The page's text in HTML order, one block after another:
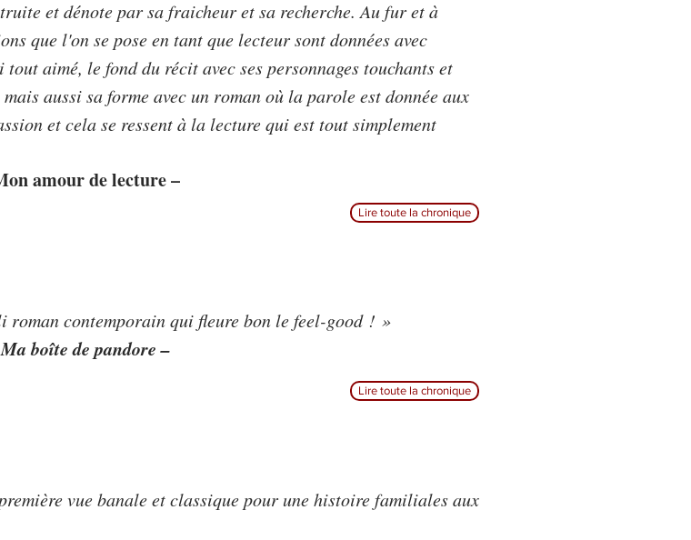
et dénote par sa fraicheur et sa recherche. Au fur et à
que l'on se pose en tant que lecteur sont données avec
aimé, le fond du récit avec ses personnages touchants et
aussi sa forme avec un roman où la parole est donnée aux
et cela se ressent à la lecture qui est tout simplement
amour de lecture –
Lire toute la chronique
roman contemporain qui fleure bon le feel-good ! »
boîte de pandore –
Lire toute la chronique
vue banale et classique pour une histoire familiales aux